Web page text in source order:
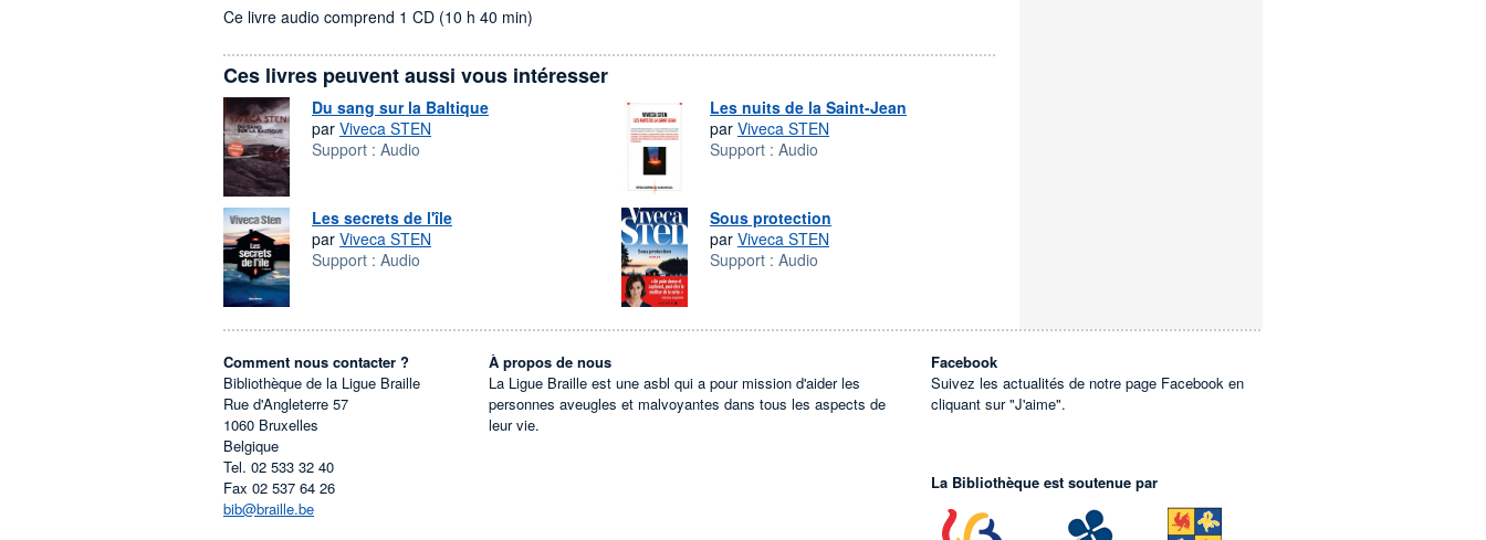
Ce livre audio comprend 1 CD (10 h 40 min)
Ces livres peuvent aussi vous intéresser
Du sang sur la Baltique
par Viveca STEN
Support : Audio
Les nuits de la Saint-Jean
par Viveca STEN
Support : Audio
Les secrets de l'île
par Viveca STEN
Support : Audio
Sous protection
par Viveca STEN
Support : Audio
Comment nous contacter ?
Bibliothèque de la Ligue Braille
Rue d'Angleterre 57
1060 Bruxelles
Belgique
Tel. 02 533 32 40
Fax 02 537 64 26
bib@braille.be
À propos de nous
La Ligue Braille est une asbl qui a pour mission d'aider les
personnes aveugles et malvoyantes dans tous les aspects de
leur vie.
Facebook
Suivez les actualités de notre page Facebook en
cliquant sur "J'aime".
La Bibliothèque est soutenue par